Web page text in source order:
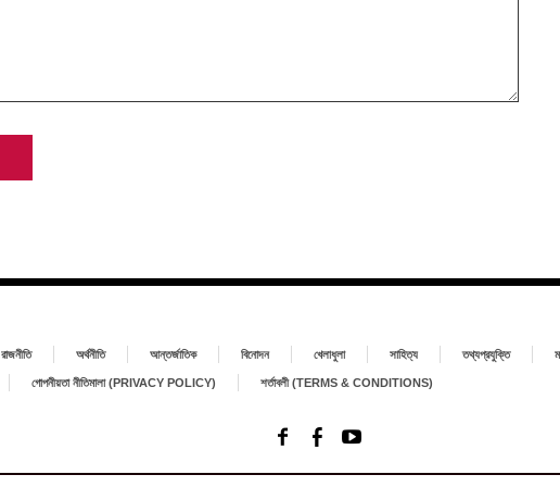
রাজনীতি অর্থনীতি আন্তর্জাতিক বিনোদন খেলাধুলা সাহিত্য তথ্যপ্রযুক্তি
গোপনীয়তা নীতিমালা (PRIVACY POLICY) শর্তাবলী (TERMS & CONDITIONS)